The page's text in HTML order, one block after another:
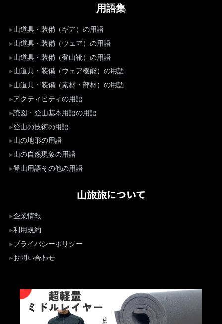
用語集
山道具・装備（ギア）の用語
山道具・装備（ウェア）の用語
山道具・装備（登山靴）の用語
山道具・装備（ウェア機能）の用語
山道具・装備（素材・部材）の用語
アクティビティの用語
読図・登山基本用語の用語
登山の技術の用語
山の地形の用語
山の自然現象の用語
登山用語その他の用語
山旅旅について
企業情報
利用規約
プライバシーポリシー
お問い合わせ